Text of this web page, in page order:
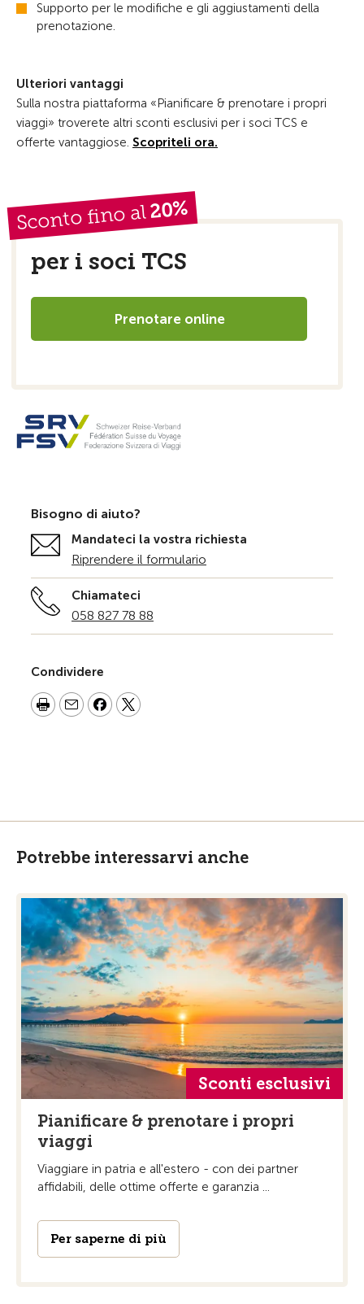
Supporto per le modifiche e gli aggiustamenti della
prenotazione.
Ulteriori vantaggi
Sulla nostra piattaforma «Pianificare & prenotare i propri
viaggi» troverete altri sconti esclusivi per i soci TCS e
offerte vantaggiose. Scopriteli ora.
Sconto fino al20%
per i soci TCS
Prenotare online
Bisogno di aiuto?
Mandateci la vostra richiesta
Riprendere il formulario
Chiamateci
058 827 78 88
Condividere
Potrebbe interessarvi anche
Sconti esclusivi
Pianificare & prenotare i propri
viaggi
Viaggiare in patria e all'estero - con dei partner
affidabili, delle ottime offerte e garanzia ...
Per saperne di più